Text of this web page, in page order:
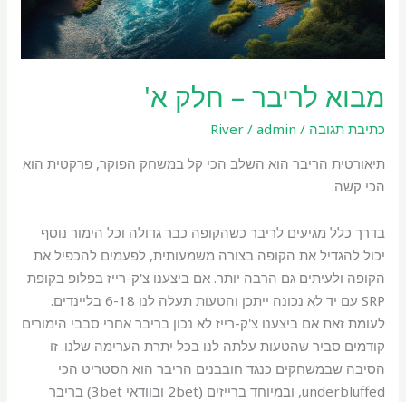
מבוא לריבר – חלק א'
כתיבת תגובה /
River/ admin
תיאורטית הריבר הוא השלב הכי קל במשחק הפוקר, פרקטית הוא
הכי קשה.
בדרך כלל מגיעים לריבר כשהקופה כבר גדולה וכל הימור נוסף
יכול להגדיל את הקופה בצורה משמעותית, לפעמים להכפיל את
הקופה ולעיתים גם הרבה יותר. אם ביצענו צ'ק-רייז בפלופ בקופת
SRP עם יד לא נכונה ייתכן והטעות תעלה לנו 6-18 בליינדים.
לעומת זאת אם ביצענו צ'ק-רייז לא נכון בריבר אחרי סבבי הימורים
קודמים סביר שהטעות עלתה לנו בכל יתרת הערימה שלנו. זו
הסיבה שבמשחקים כנגד חובבנים הריבר הוא הסטריט הכי
underbluffed, ובמיוחד ברייזים (2bet ובוודאי 3bet) בריבר